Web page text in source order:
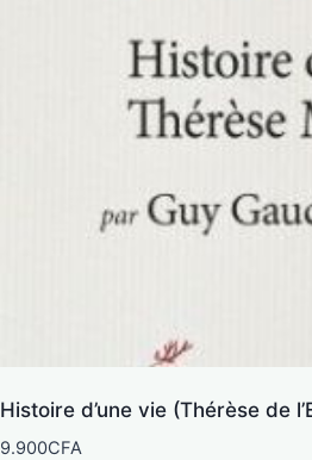
Histoire d’une vie (Thérèse de
9.900CFA